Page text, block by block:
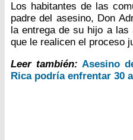
Los habitantes de las
padre del asesino, Don
la entrega de su hijo a las
que le realicen el proceso
Leer también: Asesino
Rica podría enfrentar 30